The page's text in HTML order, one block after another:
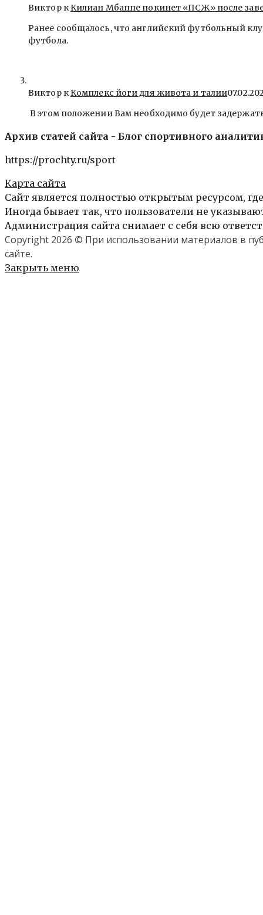
Виктор кКилиан Мбаппе покинет «ПСЖ» после
Ранее сообщалось, что английский футбольный
футбола.
Виктор кКомплекс йоги для живота и талии
В этом положении Вам необходимо будет
Архив статей сайта - Блог спортивного
https://prochty.ru/sport
Карта сайта
Сайт является полностью открытым ресурсом,
Иногда бывает так, что пользователи не
Администрация сайта снимает с себя всю
Copyright 2026 © При использовании материалов в
сайте.
Закрыть меню